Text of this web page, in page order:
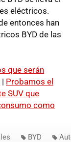
eléctricos.
entonces han
BYD de las
que serán
| Probamos el
SUV que
como
BYD